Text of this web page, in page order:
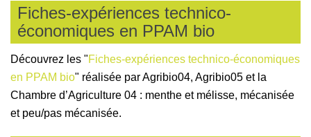
Fiches-expériences technico-
économiques en PPAM bio
Découvrez les "Fiches-expériences technico-économiques
en PPAM bio" réalisée par Agribio04, Agribio05 et la
Chambre d’Agriculture 04 : menthe et mélisse, mécanisée
et peu/pas mécanisée.